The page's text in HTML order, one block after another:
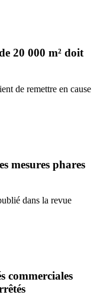
20 000 m² doit
de remettre en cause
mesures phares
dans la revue
commerciales